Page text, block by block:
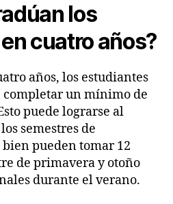
los
cuatro años?
años, los estudiantes
un mínimo de
puede lograrse al
semestres de
pueden tomar 12
de primavera y otoño
durante el verano.